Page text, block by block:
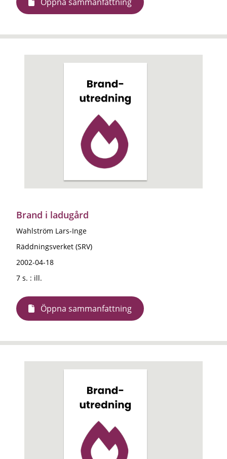
Brand i ladugård
Wahlström Lars-Inge
Räddningsverket (SRV)
2002-04-18
7 s. : ill.
Öppna sammanfattning